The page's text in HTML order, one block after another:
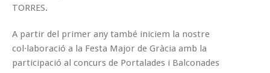
TORRES.
A partir del primer any també iniciem la nostre
col·laboració a la Festa Major de Gràcia amb la
participació al concurs de Portalades i Balconades